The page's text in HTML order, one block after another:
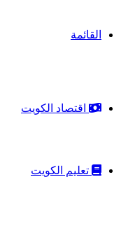
القائمة
اقتصاد الكويت
تعليم الكويت